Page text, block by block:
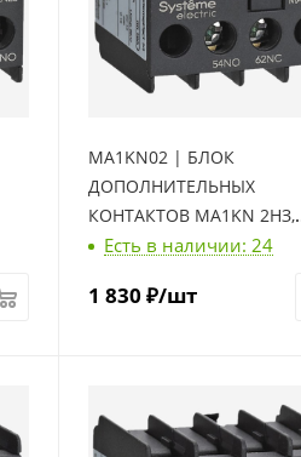
MA1KN02 | БЛОК
ДОПОЛНИТЕЛЬНЫХ
КОНТАКТОВ MA1KN 2НЗ,
Systeme Electric
Есть в наличии: 24
1 830 ₽/шт